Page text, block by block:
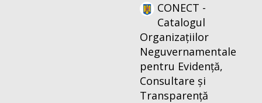
CONECT -
Catalogul
Organizațiilor
Neguvernamentale
pentru Evidență,
Consultare și
Transparență